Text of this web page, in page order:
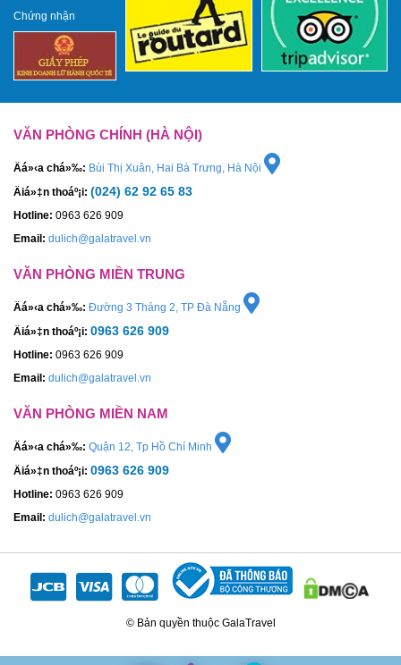
Chứng nhận
VĂN PHÒNG CHÍNH (HÀ NỘI)
Äá»‹a chá»‰: Bùi Thị Xuân, Hai Bà Trưng, Hà Nội
Äiá»‡n thoáº¡i: (024) 62 92 65 83
Hotline: 0963 626 909
Email: dulich@galatravel.vn
VĂN PHÒNG MIỀN TRUNG
Äá»‹a chá»‰: Đường 3 Tháng 2, TP Đà Nẵng
Äiá»‡n thoáº¡i: 0963 626 909
Hotline: 0963 626 909
Email: dulich@galatravel.vn
VĂN PHÒNG MIỀN NAM
Äá»‹a chá»‰: Quận 12, Tp Hồ Chí Minh
Äiá»‡n thoáº¡i: 0963 626 909
Hotline: 0963 626 909
Email: dulich@galatravel.vn
© Bản quyền thuộc GalaTravel